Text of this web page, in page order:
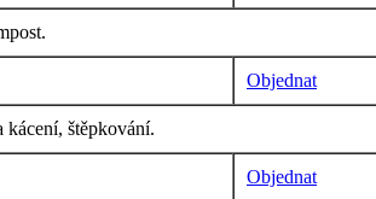
Objednat
štěpkování.
Objednat